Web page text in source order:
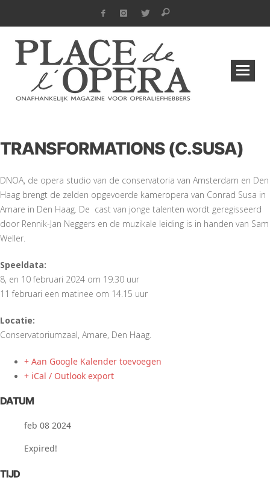
TRANSFORMATIONS (C.SUSA)
DNOA, de opera studio van de conservatoria van Amsterdam en Den
Haag brengt de zelden opgevoerde kameropera van Conrad Susa in
Amare in Den Haag. De cast van jonge talenten wordt geregisseerd
door Rennik-Jan Neggers en de muzikale leiding is in handen van Sam
Weller.
Speeldata:
8, en 10 februari 2024 om 19.30 uur
11 februari een matinee om 14.15 uur
Locatie:
Conservatoriumzaal, Amare, Den Haag.
+ Aan Google Kalender toevoegen
+ iCal / Outlook export
DATUM
feb 08 2024
Expired!
TIJD